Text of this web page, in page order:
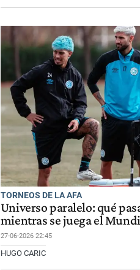
TORNEOS DE LA AFA
Universo paralelo: qué
mientras se juega el
27-06-2026 22:45
HUGO CARIC